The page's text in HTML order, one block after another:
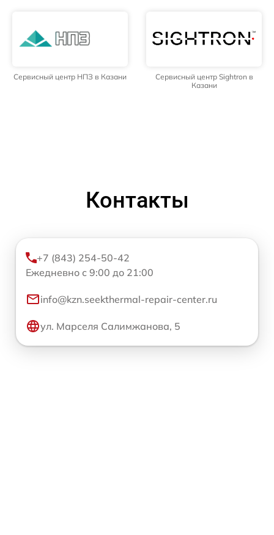
Сервисный центр НПЗ в Казани
Сервисный центр Sightron в
Казани
Контакты
+7 (843) 254-50-42
Ежедневно с 9:00 до 21:00
info@kzn.seekthermal-repair-center.ru
ул. Марселя Салимжанова, 5